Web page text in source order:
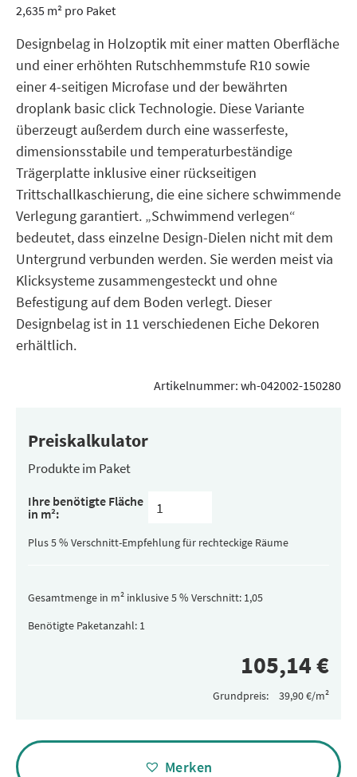
2,635 m² pro Paket
Designbelag in Holzoptik mit einer matten Oberfläche
und einer erhöhten Rutschhemmstufe R10 sowie
einer 4-seitigen Microfase und der bewährten
droplank basic click Technologie. Diese Variante
überzeugt außerdem durch eine wasserfeste,
dimensionsstabile und temperaturbeständige
Trägerplatte inklusive einer rückseitigen
Trittschallkaschierung, die eine sichere schwimmende
Verlegung garantiert. „Schwimmend verlegen“
bedeutet, dass einzelne Design-Dielen nicht mit dem
Untergrund verbunden werden. Sie werden meist via
Klicksysteme zusammengesteckt und ohne
Befestigung auf dem Boden verlegt. Dieser
Designbelag ist in 11 verschiedenen Eiche Dekoren
erhältlich.
Artikelnummer: wh-042002-150280
Preiskalkulator
Produkte im Paket
Inhalt
pro
Paket
(versteckt)
Ihre benötigte Fläche
in m²:
Plus 5 % Verschnitt-Empfehlung für rechteckige Räume
Gesamtmenge in m² inklusive 5 % Verschnitt:
Benötigte Paketanzahl:
Grundpreis:
Alternative:
Merken